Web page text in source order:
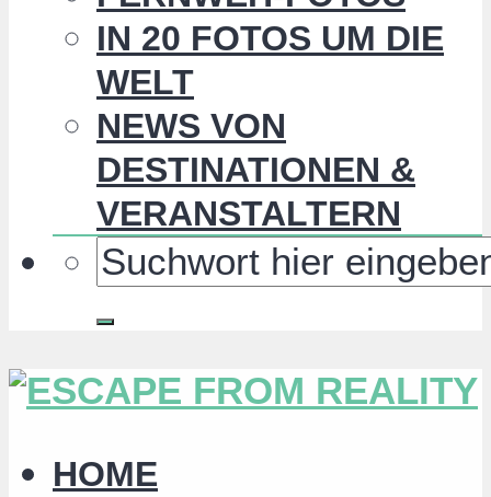
IN 20 FOTOS UM DIE
WELT
NEWS VON
DESTINATIONEN &
VERANSTALTERN
HOME